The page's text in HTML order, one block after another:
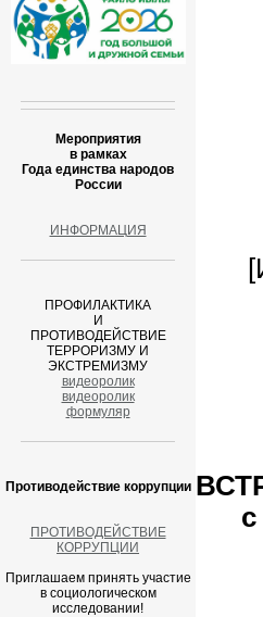
Мероприятия
в рамках
Года единства народов
России
ИНФОРМАЦИЯ
ПРОФИЛАКТИКА
И
ПРОТИВОДЕЙСТВИЕ
ТЕРРОРИЗМУ И
ЭКСТРЕМИЗМУ
видеоролик
видеоролик
формуляр
Противодействие коррупции
ПРОТИВОДЕЙСТВИЕ
КОРРУПЦИИ
Приглашаем принять участие
в социологическом
исследовании!